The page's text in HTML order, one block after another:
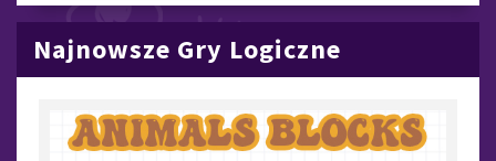
Najnowsze Gry Logiczne